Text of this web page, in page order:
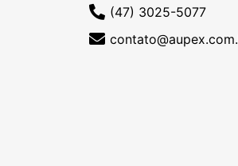
(47) 3025-5077